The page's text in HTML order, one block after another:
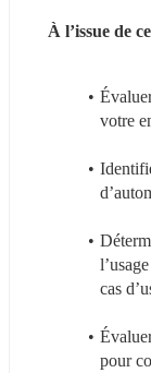
À l’issue de
votre
cas
pour